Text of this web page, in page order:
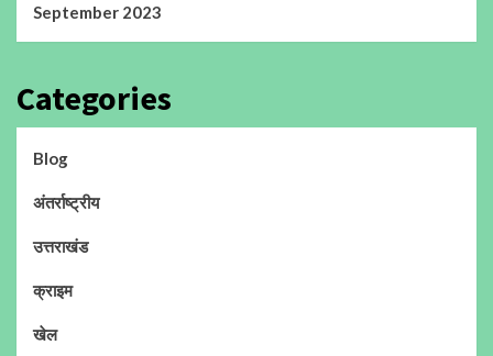
September 2023
Categories
Blog
अंतर्राष्ट्रीय
उत्तराखंड
क्राइम
खेल